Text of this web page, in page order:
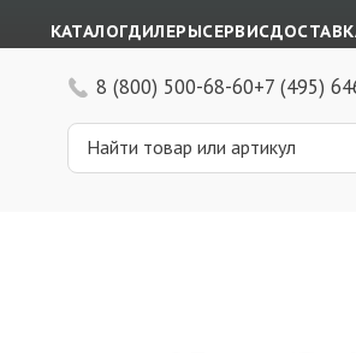
КАТАЛОГДИЛЕРЫСЕРВИС
8 (800) 500-68-60+7 (495)